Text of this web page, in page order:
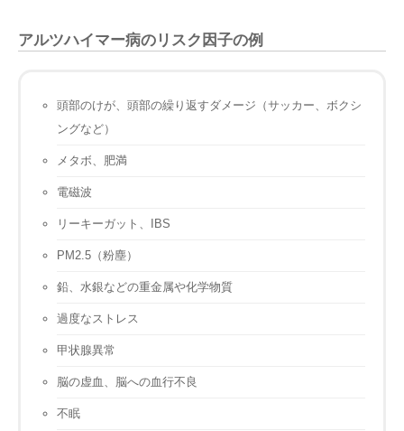
アルツハイマー病のリスク因子の例
頭部のけが、頭部の繰り返すダメージ（サッカー、ボクシ
ングなど）
メタボ、肥満
電磁波
リーキーガット、IBS
PM2.5（粉塵）
鉛、水銀などの重金属や化学物質
過度なストレス
甲状腺異常
脳の虚血、脳への血行不良
不眠